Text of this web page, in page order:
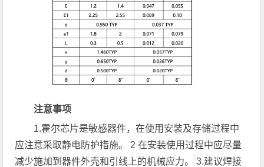
注意事项
1.霍尔芯片是敏感器件，在使用安装及存储过程中
应注意采取静电防护措施。 2 在安装使用过程中应尽量
减少施加到器件外壳和引线上的机械应力。 3.建议焊接